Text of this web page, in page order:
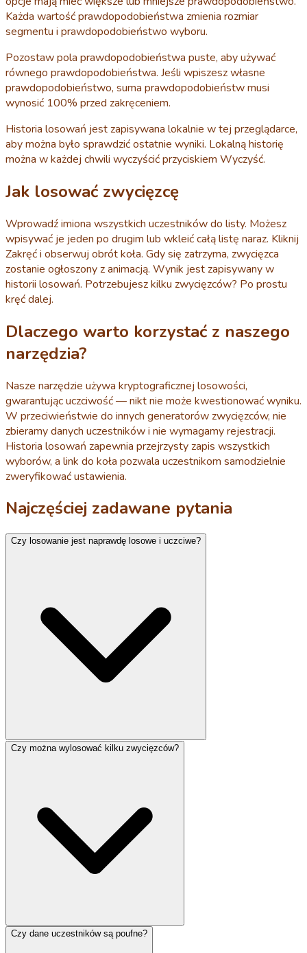
Każda wartość prawdopodobieństwa zmienia rozmiar
segmentu i prawdopodobieństwo wyboru.
Pozostaw pola prawdopodobieństwa puste, aby używać
równego prawdopodobieństwa. Jeśli wpiszesz własne
prawdopodobieństwo, suma prawdopodobieństw musi
wynosić 100% przed zakręceniem.
Historia losowań jest zapisywana lokalnie w tej przeglądarce,
aby można było sprawdzić ostatnie wyniki. Lokalną historię
można w każdej chwili wyczyścić przyciskiem Wyczyść.
Jak losować zwycięzcę
Wprowadź imiona wszystkich uczestników do listy. Możesz
wpisywać je jeden po drugim lub wkleić całą listę naraz. Kliknij
Zakręć i obserwuj obrót koła. Gdy się zatrzyma, zwycięzca
zostanie ogłoszony z animacją. Wynik jest zapisywany w
historii losowań. Potrzebujesz kilku zwycięzców? Po prostu
kręć dalej.
Dlaczego warto korzystać z naszego
narzędzia?
Nasze narzędzie używa kryptograficznej losowości,
gwarantując uczciwość — nikt nie może kwestionować wyniku.
W przeciwieństwie do innych generatorów zwycięzców, nie
zbieramy danych uczestników i nie wymagamy rejestracji.
Historia losowań zapewnia przejrzysty zapis wszystkich
wyborów, a link do koła pozwala uczestnikom samodzielnie
zweryfikować ustawienia.
Najczęściej zadawane pytania
Czy losowanie jest naprawdę losowe i uczciwe?
Czy można wylosować kilku zwycięzców?
Czy dane uczestników są poufne?